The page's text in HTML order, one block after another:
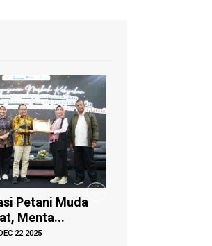
Gratis untuk Pelajar! Bantul
Tambah Bus ...